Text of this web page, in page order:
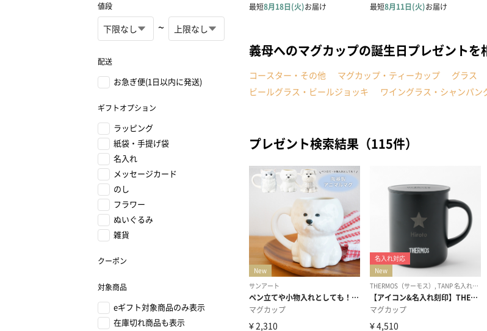
値段
~
配送
お急ぎ便(1日以内に発送)
ギフトオプション
ラッピング
紙袋・手提げ袋
名入れ
メッセージカード
のし
フラワー
ぬいぐるみ
雑貨
クーポン
対象商品
eギフト対象商品のみ表示
在庫切れ商品も表示
義母へのマグカップの誕生日プレゼント
コースター・その他 マグカップ・ティーカップ グラス
ビールグラス・ビールジョッキ
ワイングラス・シャンパン
プレゼント検索結果（115件）